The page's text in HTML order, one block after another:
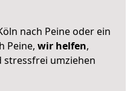
nach Peine oder ein
Peine, wir helfen,
stressfrei umziehen